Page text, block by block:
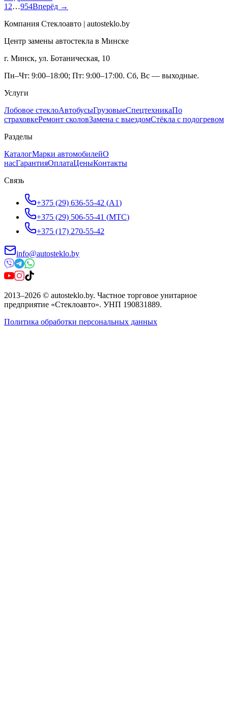
1 2…954Вперёд →
Компания Стеклоавто | autosteklo.by
Центр замены автостекла в Минске
г. Минск, ул. Ботаническая, 10
Пн–Чт: 9:00–18:00; Пт: 9:00–17:00. Сб, Вс — выходные.
Услуги
Лобовое стеклоАвтобусыГрузовыеСпецтехникаПо
страховкеРемонт сколовЗамена с выездомСтёкла с подогревом
Разделы
КаталогМарки автомобилейО
насГарантияОплатаЦеныКонтакты
Связь
+375 (29) 636-55-42 (A1)
+375 (29) 506-55-41 (МТС)
+375 (17) 270-55-42
info@autosteklo.by
2013–2026 © autosteklo.by. Частное торговое унитарное
предприятие «Стеклоавто». УНП 190831889.
Политика обработки персональных данных